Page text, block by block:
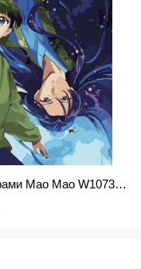
Картина за номерами Мао Мао W1073 Аніме Монолог травниці